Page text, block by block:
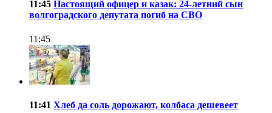
11:45 Настоящий офицер и казак: 24-летний сын
волгоградского депутата погиб на СВО
11:45
11:41 Хлеб да соль дорожают, колбаса дешевеет